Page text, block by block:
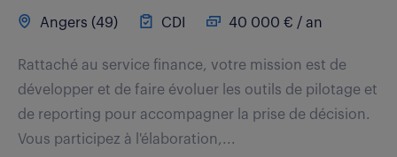
Angers (49) CDI 40 000 € / an
Rattaché au service finance, votre mission est de
développer et de faire évoluer les outils de pilotage et
de reporting pour accompagner la prise de décision.
Vous participez à l'élaboration,...